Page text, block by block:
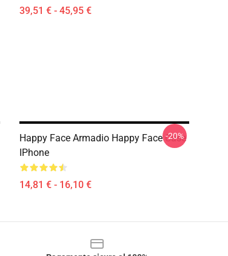
39,51 € - 45,95 €
Happy Face Armadio Happy Face Case
IPhone
14,81 € - 16,10 €
-20%